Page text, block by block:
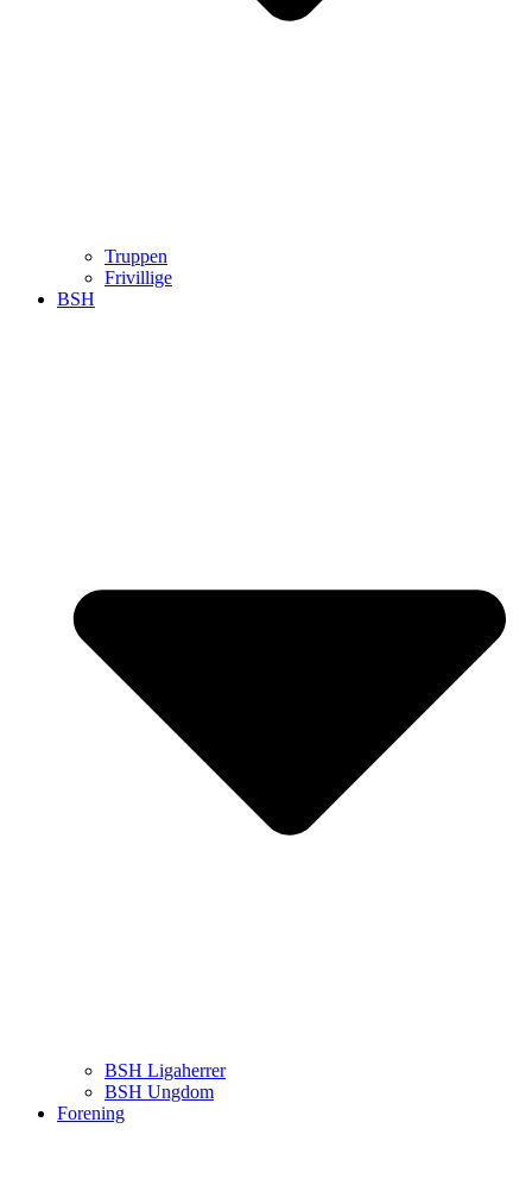
Truppen
Frivillige
BSH
BSH Ligaherrer
BSH Ungdom
Forening